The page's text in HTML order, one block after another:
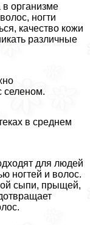
в организме
ногти
качество кожи
различные
селеном.
в среднем
для людей
ногтей и волос.
сыпи, прыщей,